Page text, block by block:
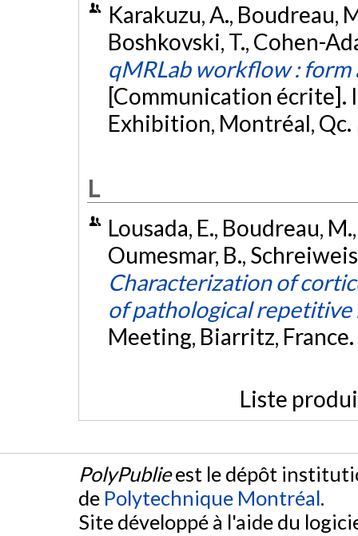
Karakuzu, A., Boudreau,
Boshkovski, T., Cohen-
qMRLab workflow :
[Communication écrite].
Exhibition, Montréal, Qc.
L
Lousada, E., Boudreau,
Oumesmar, B.,
Characterization of
of pathological repetitive
Meeting, Biarritz, France.
Liste
PolyPublieest le dépôt
de Polytechnique Montréal.
Site développé à l'aide du